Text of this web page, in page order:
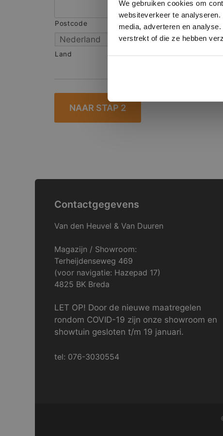
We gebruiken cookies om
websiteverkeer te
media, adverteren en
verstrekt of die ze hebben
Postcode
Land
Contactgegevens
Van den Heuvel & Van Duuren
Magazijn / Showroom:
Terheijdenseweg 469
(voor navigatie: Hazepad 17)
4825 BK Breda
LET OP! Door de nieuwe maatregelen
rondom COVID-19 zijn onze showroom en
showtuin gesloten t/m 19 januari.
tel: 076-3030554